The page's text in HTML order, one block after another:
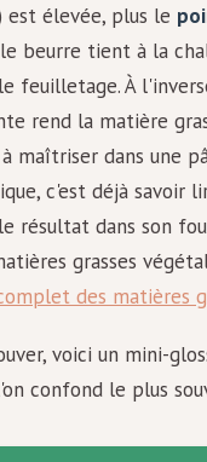
est élevée, plus le
beurre tient à la
feuilletage. À
rend la matière
maîtriser dans une
c'est déjà savoir
résultat dans son
grasses
des matières
voici un mini-
confond le plus